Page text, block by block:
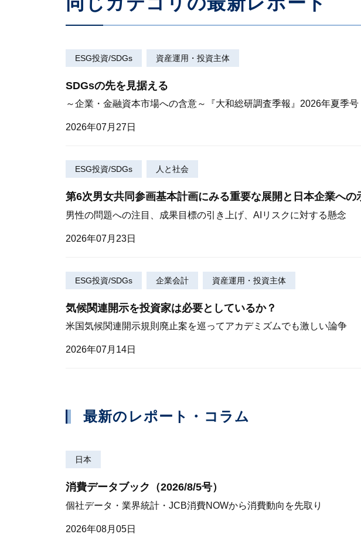
ESG投資/SDGs 資産運用・投資主体
SDGsの先を見据える
～企業・金融資本市場への含意～『大和総研調査季報』2026年夏季
2026年07月27日
ESG投資/SDGs 人と社会
第6次男女共同参画基本計画にみる重要な展開と日本企業への
男性の問題への注目、成果目標の引き上げ、AIリスクに対する懸念
2026年07月23日
ESG投資/SDGs 企業会計 資産運用・投資主体
気候関連開示を投資家は必要としているか？
米国気候関連開示規則廃止案を巡ってアカデミズムでも激しい論争
2026年07月14日
最新のレポート・コラム
日本
消費データブック（2026/8/5号）
個社データ・業界統計・JCB消費NOWから消費動向を先取り
2026年08月05日